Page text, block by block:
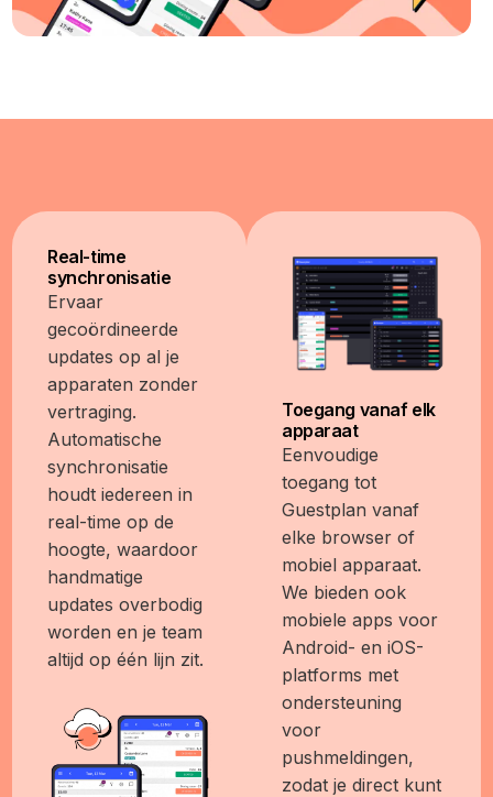
Real-time
synchronisatie
Ervaar
gecoördineerde
updates op al je
apparaten zonder
vertraging.
Automatische
synchronisatie
houdt iedereen in
real-time op de
hoogte, waardoor
handmatige
updates overbodig
worden en je team
altijd op één lijn zit.
Toegang vanaf elk
apparaat
Eenvoudige
toegang tot
Guestplan vanaf
elke browser of
mobiel apparaat.
We bieden ook
mobiele apps voor
Android- en iOS-
platforms met
ondersteuning
voor
pushmeldingen,
zodat je direct kunt